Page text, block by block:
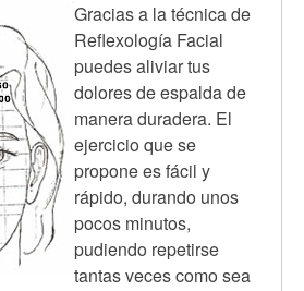
Gracias a la técnica de
Reflexología Facial
puedes aliviar tus
dolores de espalda de
manera duradera. El
ejercicio que se
propone es fácil y
rápido, durando unos
pocos minutos,
pudiendo repetirse
tantas veces como sea